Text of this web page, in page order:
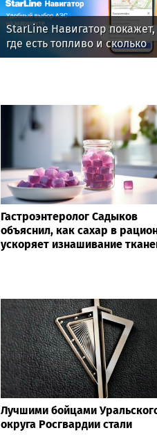
StarLine Навигатор покажет,
где есть топливо и сколько
придется ждать на АЗС
Гастроэнтеролог Садыков
объяснил, как сахар в
ускоряет изнашивание
Лучшими бойцами
округа Росгвардии стали